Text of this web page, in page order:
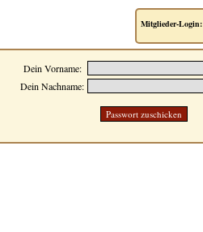
Mitglieder-Login:
Dein Vorname:
Dein Nachname: